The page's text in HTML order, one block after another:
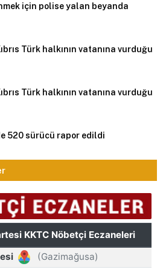
için polise yalan beyanda
Türk halkının vatanına vurduğu
Türk halkının vatanına vurduğu
520 sürücü rapor edildi